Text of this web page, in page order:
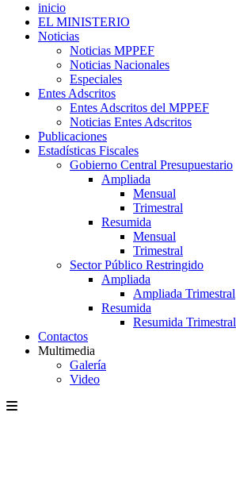
inicio
EL MINISTERIO
Noticias
Noticias MPPEF
Noticias Nacionales
Especiales
Entes Adscritos
Entes Adscritos del MPPEF
Noticias Entes Adscritos
Publicaciones
Estadísticas Fiscales
Gobierno Central Presupuestario
Ampliada
Mensual
Trimestral
Resumida
Mensual
Trimestral
Sector Público Restringido
Ampliada
Ampliada Trimestral
Resumida
Resumida Trimestral
Contactos
Multimedia
Galería
Video